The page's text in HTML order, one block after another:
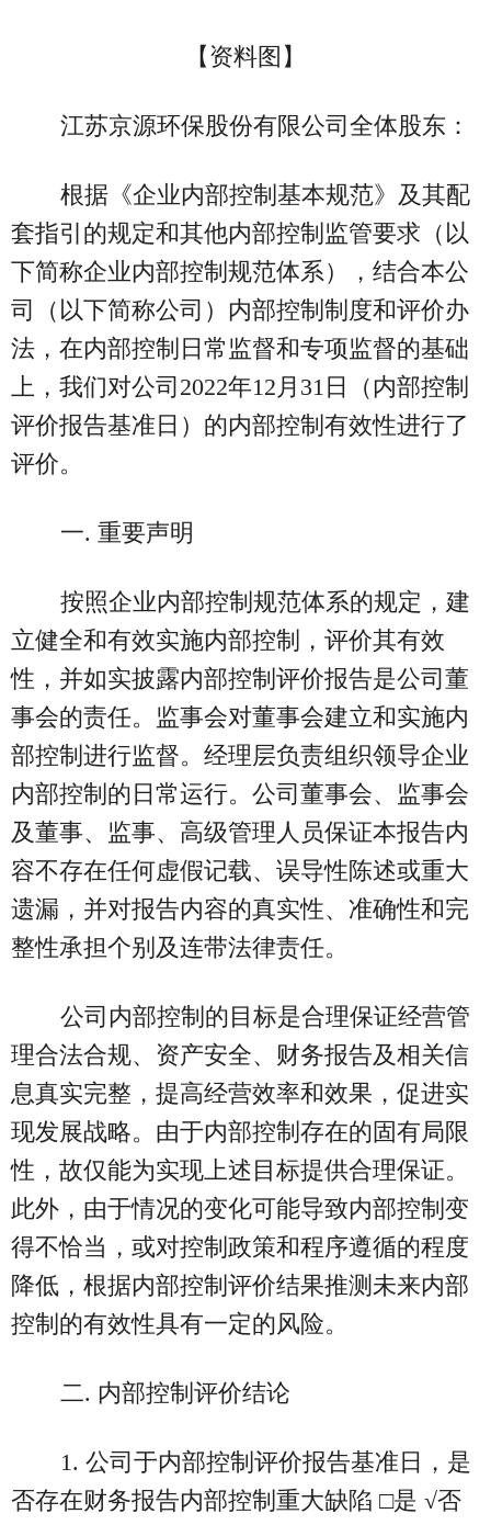
【资料图】
江苏京源环保股份有限公司全体股东：
根据《企业内部控制基本规范》及其配
套指引的规定和其他内部控制监管要求（以
下简称企业内部控制规范体系），结合本公
司（以下简称公司）内部控制制度和评价办
法，在内部控制日常监督和专项监督的基础
上，我们对公司2022年12月31日（内部控制
评价报告基准日）的内部控制有效性进行了
评价。
一. 重要声明
按照企业内部控制规范体系的规定，建
立健全和有效实施内部控制，评价其有效
性，并如实披露内部控制评价报告是公司董
事会的责任。监事会对董事会建立和实施内
部控制进行监督。经理层负责组织领导企业
内部控制的日常运行。公司董事会、监事会
及董事、监事、高级管理人员保证本报告内
容不存在任何虚假记载、误导性陈述或重大
遗漏，并对报告内容的真实性、准确性和完
整性承担个别及连带法律责任。
公司内部控制的目标是合理保证经营管
理合法合规、资产安全、财务报告及相关信
息真实完整，提高经营效率和效果，促进实
现发展战略。由于内部控制存在的固有局限
性，故仅能为实现上述目标提供合理保证。
此外，由于情况的变化可能导致内部控制变
得不恰当，或对控制政策和程序遵循的程度
降低，根据内部控制评价结果推测未来内部
控制的有效性具有一定的风险。
二. 内部控制评价结论
1. 公司于内部控制评价报告基准日，是
否存在财务报告内部控制重大缺陷 □是 √否